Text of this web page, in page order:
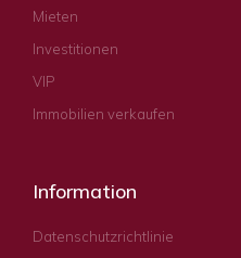
Mieten
Investitionen
VIP
Immobilien verkaufen
Information
Datenschutzrichtlinie